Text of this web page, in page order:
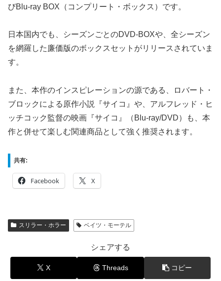
びBlu-ray BOX（コンプリート・ボックス）です。
日本国内でも、シーズンごとのDVD-BOXや、全シーズン
を網羅した廉価版のボックスセットがリリースされていま
す。
また、本作のインスピレーションの源である、ロバート・
ブロックによる原作小説『サイコ』や、アルフレッド・ヒ
ッチコック監督の映画『サイコ』（Blu-ray/DVD）も、本
作と併せて楽しむ関連商品として強く推奨されます。
共有:
Facebook X
スリラー・ホラー ベイツ・モーテル
シェアする
X Threads コピー